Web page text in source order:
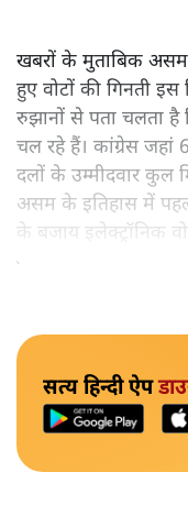
खबरों के मुताबिक
हुए वोटों की गिनती इस
रुझानों से पता चलता है
चल रहे हैं। कांग्रेस जहां
दलों के उम्मीदवार कुल
असम के इतिहास में
के बजाय इलेक्ट्रॉनिक
गया।
सत्य हिन्दी ऐप